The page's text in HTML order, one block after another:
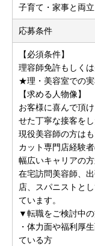
子育て・家事と両
応募条件
【必須条件】
理容師免許もしく
★理・美容室での
【求める人物像】
お客様に喜んで頂
せた丁寧な接客を
現役美容師の方は
カット専門店経験者
幅広いキャリアの
在宅訪問美容師、
店、スパニストと
ています。
▼転職をご検討中
・体力面や福利厚
ている方